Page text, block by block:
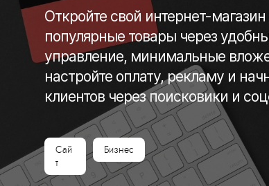
Откройте свой интернет-
популярные товары через
управление, минимальные
настройте оплату, рекламу и
клиентов через поисковики и
Сай
т
Бизнес